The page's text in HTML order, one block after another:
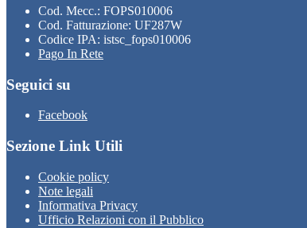
Cod. Mecc.: FOPS010006
Cod. Fatturazione: UF287W
Codice IPA: istsc_fops010006
Pago In Rete
Seguici su
Facebook
Sezione Link Utili
Cookie policy
Note legali
Informativa Privacy
Ufficio Relazioni con il Pubblico